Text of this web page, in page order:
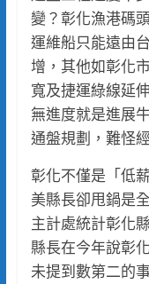
變？彰化漁港碼
運維船只能遠由
增，其他如彰化
寬及捷運綠線延
無進度就是進展
通盤規劃，難怪
彰化不僅是「低
美縣長卻甩鍋是
主計處統計彰化
縣長在今年說彰
未提到數第二的